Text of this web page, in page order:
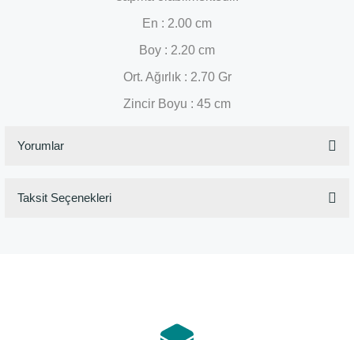
En : 2.00 cm
Boy : 2.20 cm
Ort. Ağırlık : 2.70 Gr
Zincir Boyu : 45 cm
Yorumlar
Taksit Seçenekleri